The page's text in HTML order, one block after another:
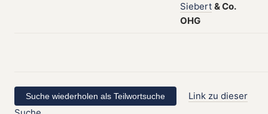
Siebert &Co.
OHG
Link zu dieser